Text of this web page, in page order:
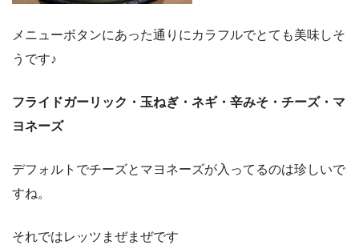
メニューボタンにあった通りにカラフルでとても美味しそ
うです♪
フライドガーリック・玉ねぎ・ネギ・辛みそ・チーズ・マ
ヨネーズ
デフォルトでチーズとマヨネーズが入ってるのは珍しいで
すね。
それではレッツまぜまぜです